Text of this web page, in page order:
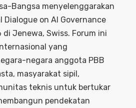
Bangsa menyelenggarakan
Dialogue on AI Governance
Jenewa, Swiss. Forum ini
yang
negara anggota PBB
masyarakat sipil,
teknis untuk bertukar
pendekatan